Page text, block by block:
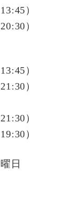
）
）
）
）
）
）
日